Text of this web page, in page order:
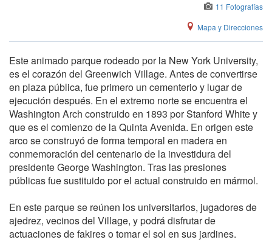
11 Fotografías
Mapa y Direcciones
Este animado parque rodeado por la New York University,
es el corazón del Greenwich Village. Antes de convertirse
en plaza pública, fue primero un cementerio y lugar de
ejecución después. En el extremo norte se encuentra el
Washington Arch construido en 1893 por Stanford White y
que es el comienzo de la Quinta Avenida. En origen este
arco se construyó de forma temporal en madera en
conmemoración del centenario de la investidura del
presidente George Washington. Tras las presiones
públicas fue sustituido por el actual construido en mármol.
En este parque se reúnen los universitarios, jugadores de
ajedrez, vecinos del Village, y podrá disfrutar de
actuaciones de fakires o tomar el sol en sus jardines.